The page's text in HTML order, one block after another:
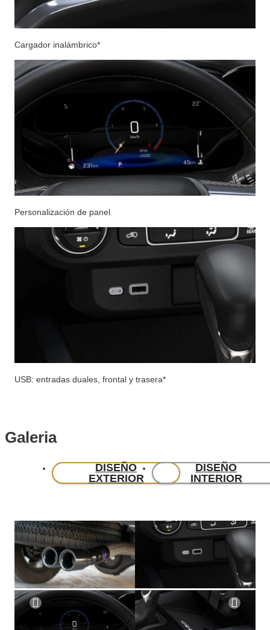
Cargador inalámbrico*
Personalización de panel
USB: entradas duales, frontal y trasera*
Galeria
DISEÑO
EXTERIOR
DISEÑO
INTERIOR